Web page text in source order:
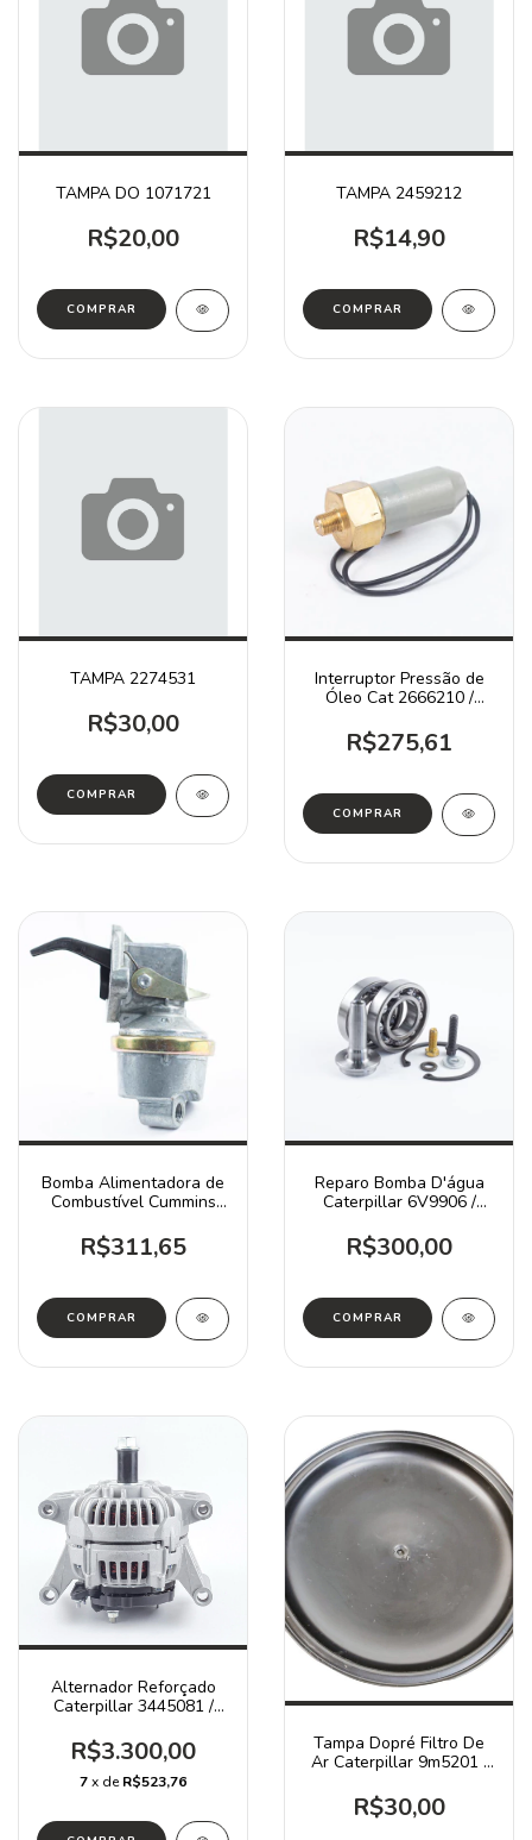
TAMPA DO 1071721
R$20,00
TAMPA 2459212
R$14,90
TAMPA 2274531
R$30,00
Interruptor Pressão de
Óleo Cat 2666210 /
R$275,61
Bomba Alimentadora de
Combustível Cummins
R$311,65
Reparo Bomba D'água
Caterpillar 6V9906 /
R$300,00
Alternador Reforçado
Caterpillar 3445081 /
R$3.300,00
7x deR$523,76
Tampa Dopré Filtro De
Ar Caterpillar 9m5201 /
R$30,00